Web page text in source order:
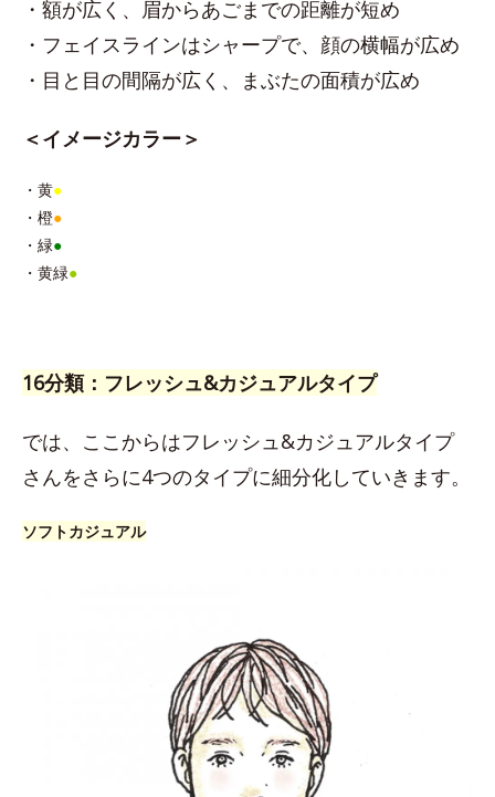
・額が広く、眉からあごまでの距離が短め
・フェイスラインはシャープで、顔の横幅が広め
・目と目の間隔が広く、まぶたの面積が広め
＜イメージカラー＞
・黄●
・橙●
・緑●
・黄緑●
16分類：フレッシュ&カジュアルタイプ
では、ここからはフレッシュ&カジュアルタイプ
さんをさらに4つのタイプに細分化していきます。
ソフトカジュアル